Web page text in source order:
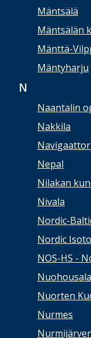
Mäntsälä
Mäntsälän
Mänttä-
Mäntyharju
N
Naantalin
Nakkila
Nepal
Nilakan
Nivala
Nordic-
Nordic
NOS-HS -
Nuorten
Nurmes